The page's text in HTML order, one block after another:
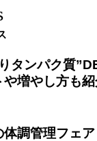
タンパク質
増やし方も紹
体調管理フェ